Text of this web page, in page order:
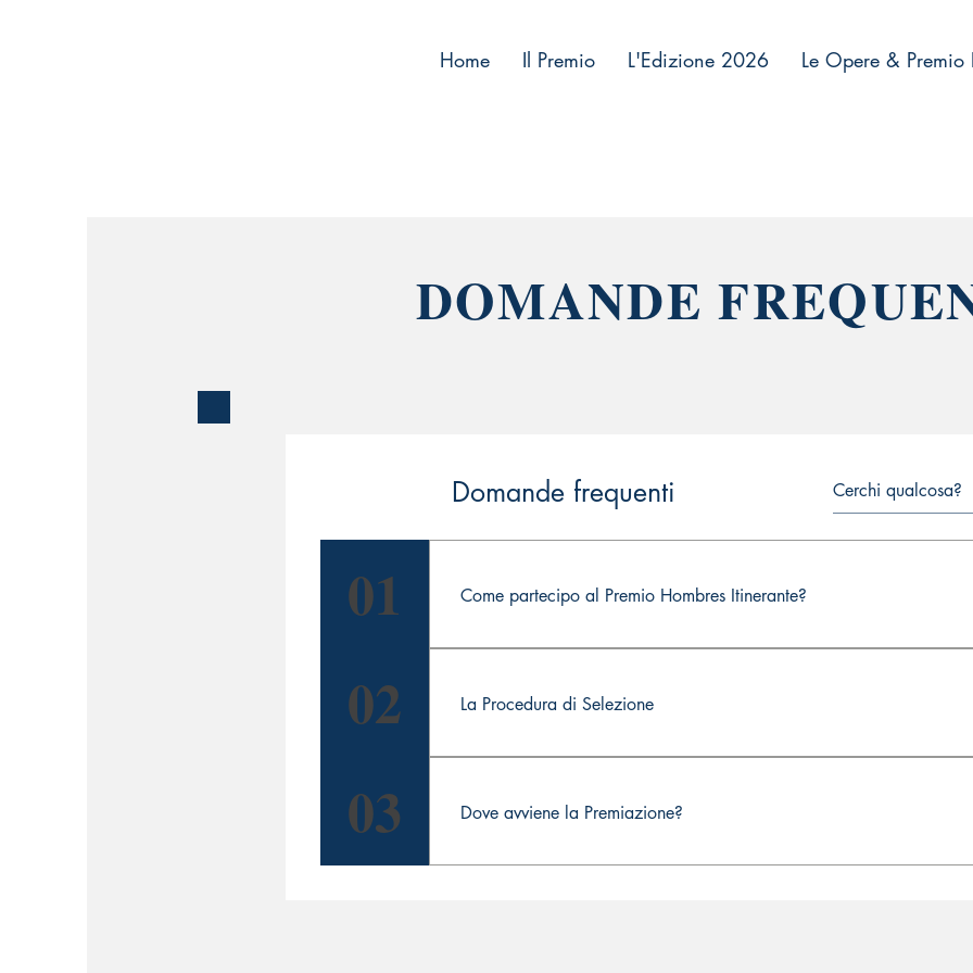
Home Il Premio L'Edizione 2026 Le Opere & Premio
DOMANDE
Domande frequenti
01 Come partecipo al Premio Hombres Itinerante?
Consulta il nuovo Bando ed invia la tua opera seguendo
02 La Procedura di Selezione
La nostra Giuria, presieduta dal Professor Ilio Leonio, è composta
03 Dove avviene la Premiazione?
Ogni anno, la cerimonia di Premiazione avviene in un luogo